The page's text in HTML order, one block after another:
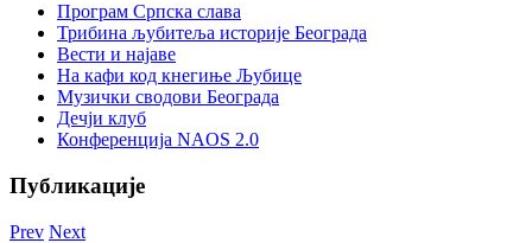
Програм Српска слава
Трибина љубитеља историје Београда
Beсти и најаве
На кафи код кнегиње Љубице
Музички сводови Београда
Дечји клуб
Конференција NAOS 2.0
Публикације
Prev Next